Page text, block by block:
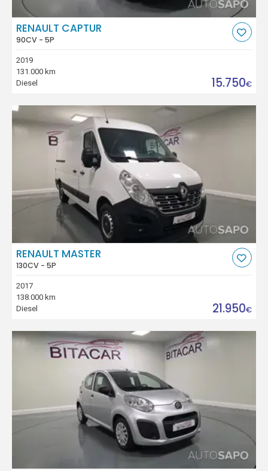
RENAULT CAPTUR
90CV - 5P
2019
131.000 km
Diesel
15.750€
RENAULT MASTER
130CV - 5P
2017
138.000 km
Diesel
21.950€